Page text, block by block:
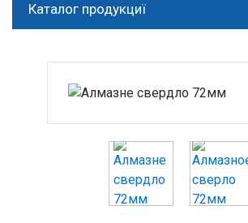
Каталог продукциї